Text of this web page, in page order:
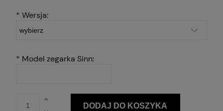
* Wersja:
* Model zegarka Sinn:
DODAJ DO KOSZYKA